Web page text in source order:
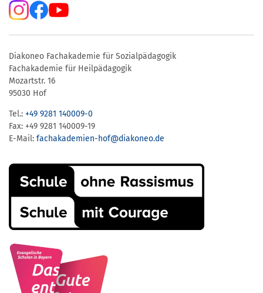
Diakoneo Fachakademie für Sozialpädagogik
Fachakademie für Heilpädagogik
Mozartstr. 16
95030 Hof
Tel.: +49 9281 140009-0
Fax: +49 9281 140009-19
E-Mail: fachakademien-hof@diakoneo.de